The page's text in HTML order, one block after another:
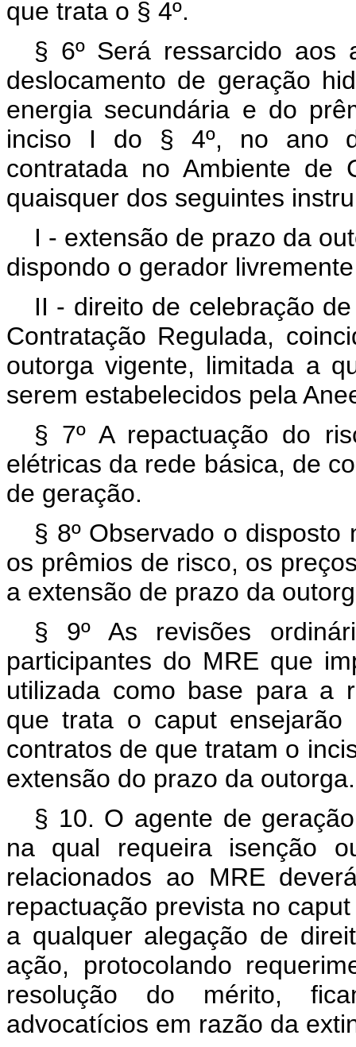
que trata o § 4º.
§ 6º Será ressarcido aos
deslocamento de geração
energia secundária e do
inciso I do § 4º, no ano
contratada no Ambiente de
quaisquer dos seguintes
I - extensão de prazo da
dispondo o gerador
II - direito de celebração
Contratação Regulada,
outorga vigente, limitada a
serem estabelecidos pela
§ 7º A repactuação do
elétricas da rede básica, de
de geração.
§ 8º Observado o disposto
os prêmios de risco, os
a extensão de prazo da
§ 9º As revisões
participantes do MRE que
utilizada como base para a
que trata o caput
contratos de que tratam o
extensão do prazo da outorga.
§ 10. O agente de
na qual requeira isenção
relacionados ao MRE
repactuação prevista no
a qualquer alegação de
ação, protocolando
resolução do mérito,
advocatícios em razão da